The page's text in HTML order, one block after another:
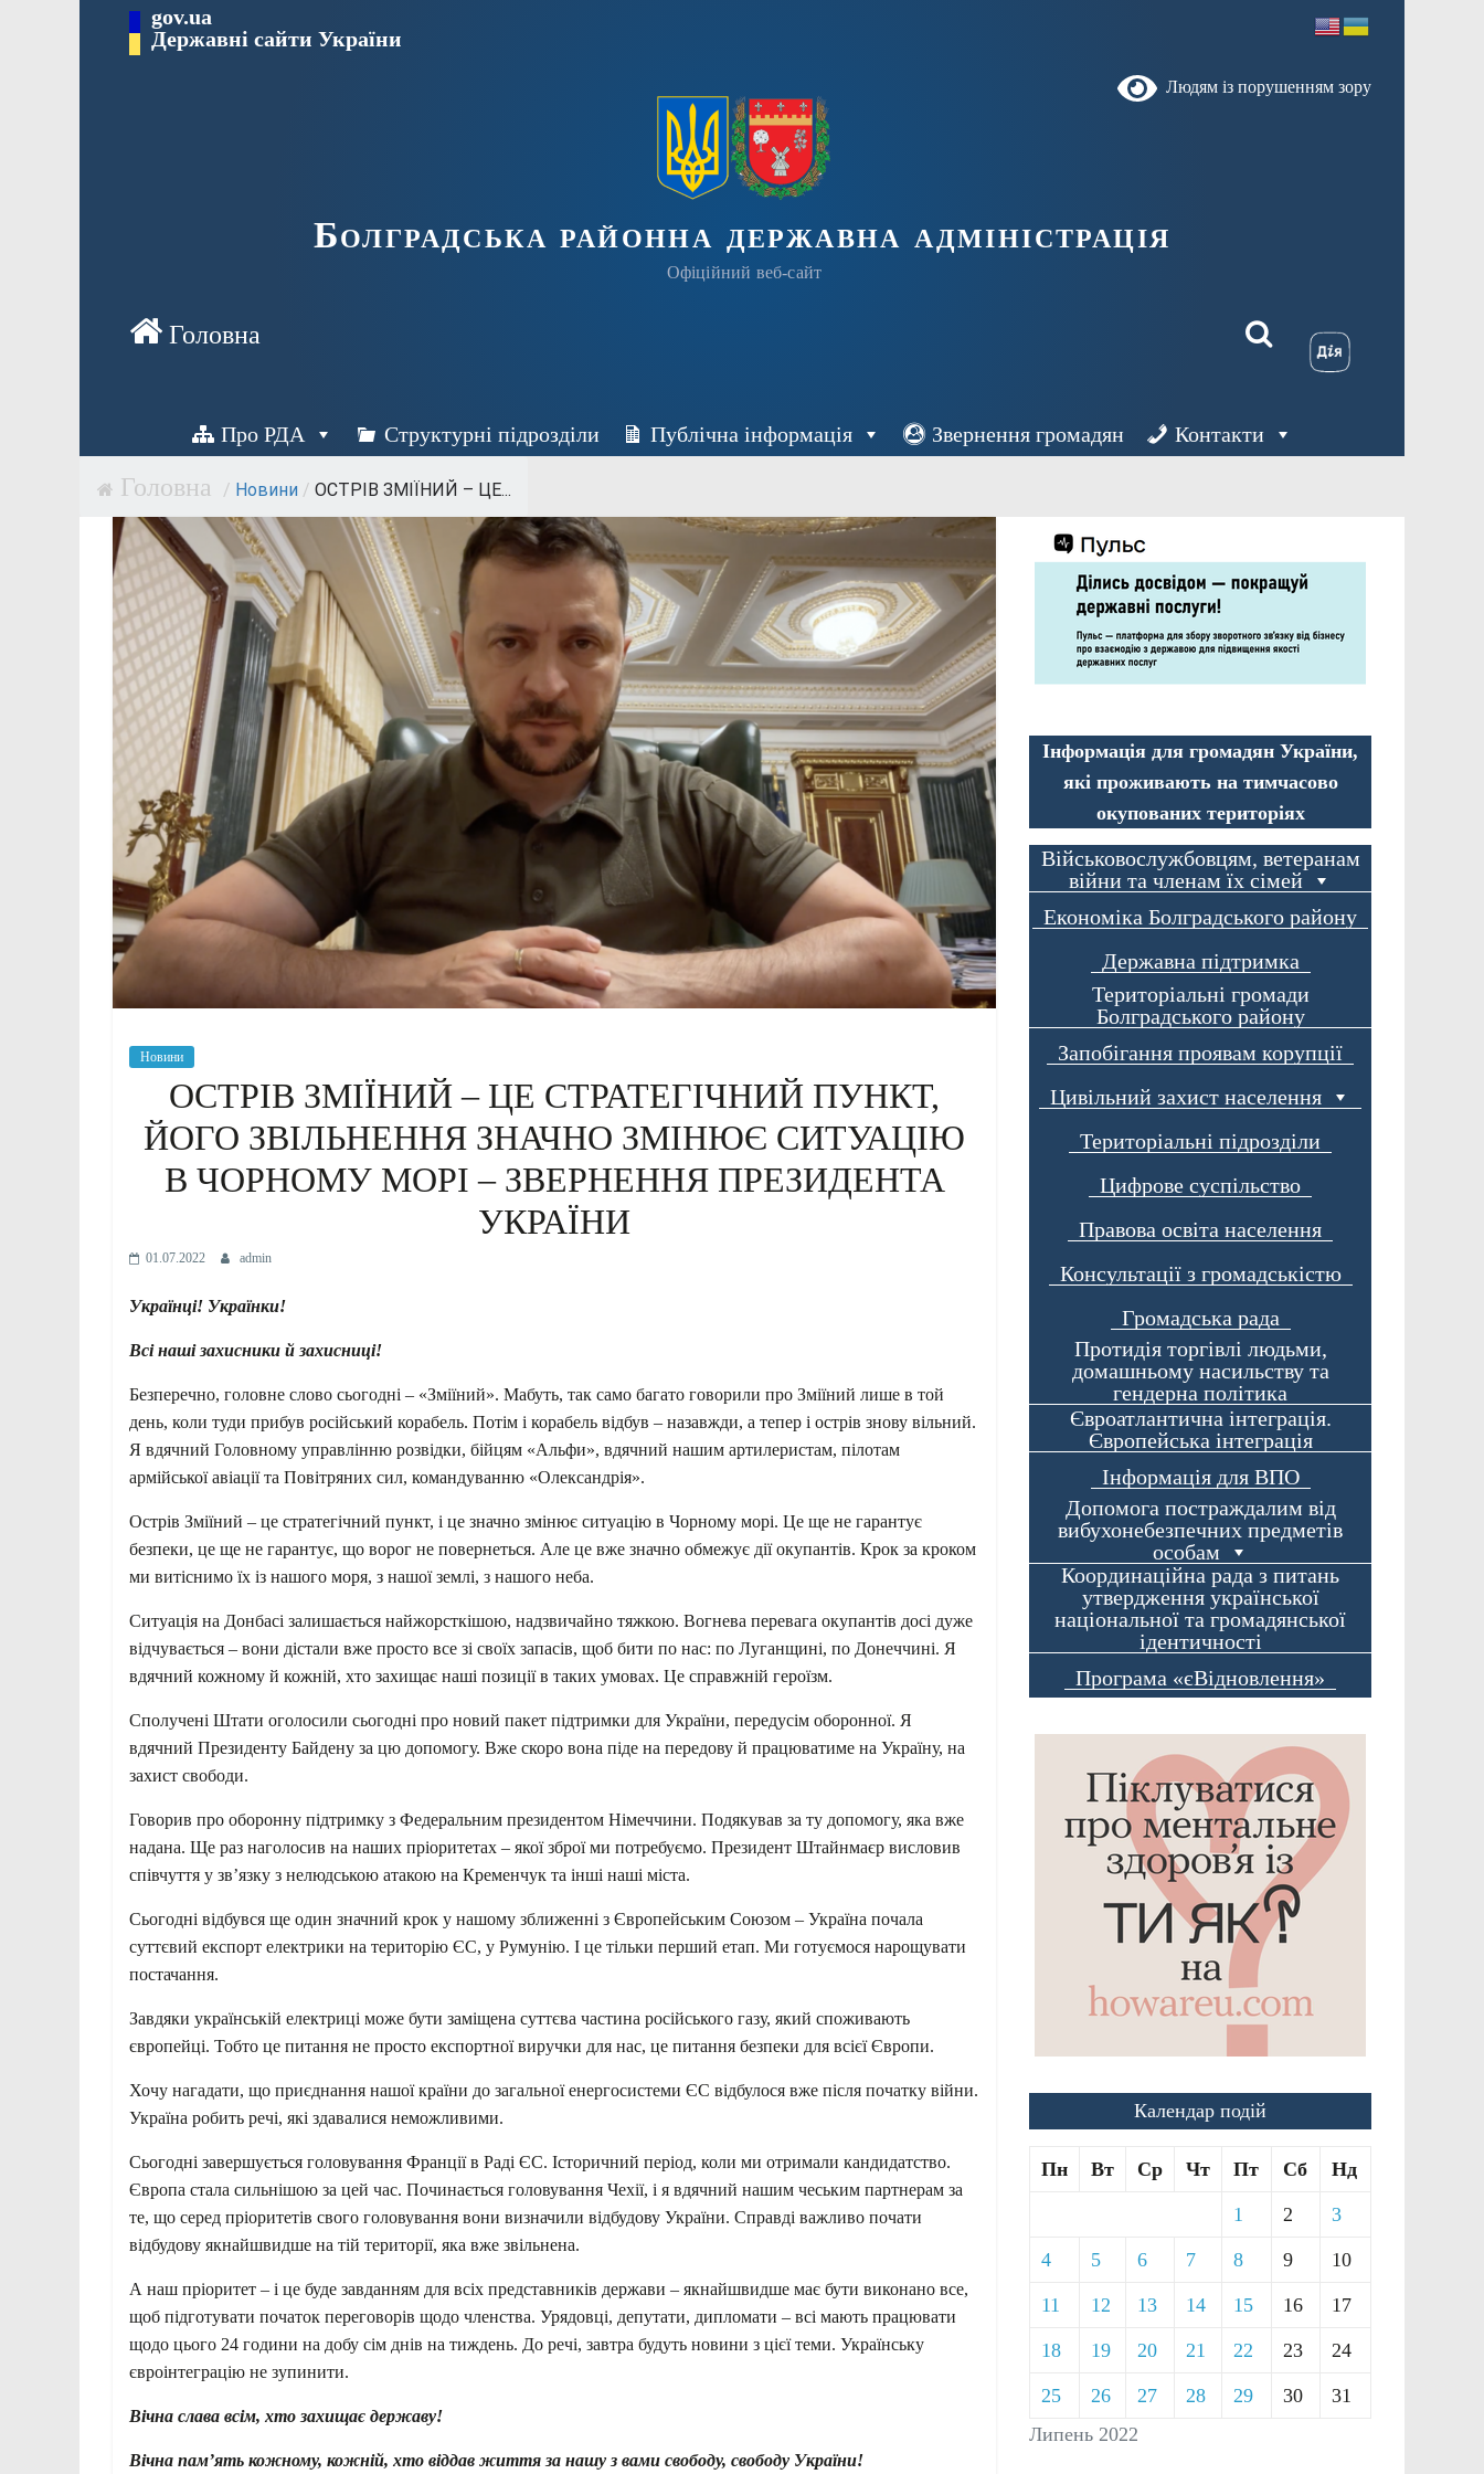
Перейти gov.ua
Державні сайти України
Людям із порушенням зору
Болградська районна державна адміністрація
Офіційний веб-сайт
Про РДА Структурні підрозділи Публічна інформація Звернення громадян Контакти
/ Новини / ОСТРІВ ЗМІЇНИЙ – ЦЕ...
Новини
ОСТРІВ ЗМІЇНИЙ – ЦЕ СТРАТЕГІЧНИЙ ПУНКТ,
ЙОГО ЗВІЛЬНЕННЯ ЗНАЧНО ЗМІНЮЄ СИТУАЦІЮ
В ЧОРНОМУ МОРІ – ЗВЕРНЕННЯ ПРЕЗИДЕНТА
УКРАЇНИ
01.07.2022 admin
Українці! Українки!
Всі наші захисники й захисниці!
Безперечно, головне слово сьогодні – «Зміїний». Мабуть, так само багато говорили про Зміїний лише в той
день, коли туди прибув російський корабель. Потім і корабель відбув – назавжди, а тепер і острів знову вільний.
Я вдячний Головному управлінню розвідки, бійцям «Альфи», вдячний нашим артилеристам, пілотам
армійської авіації та Повітряних сил, командуванню «Олександрія».
Острів Зміїний – це стратегічний пункт, і це значно змінює ситуацію в Чорному морі. Це ще не гарантує
безпеки, це ще не гарантує, що ворог не повернеться. Але це вже значно обмежує дії окупантів. Крок за кроком
ми витіснимо їх із нашого моря, з нашої землі, з нашого неба.
Ситуація на Донбасі залишається найжорсткішою, надзвичайно тяжкою. Вогнева перевага окупантів досі дуже
відчувається – вони дістали вже просто все зі своїх запасів, щоб бити по нас: по Луганщині, по Донеччині. Я
вдячний кожному й кожній, хто захищає наші позиції в таких умовах. Це справжній героїзм.
Сполучені Штати оголосили сьогодні про новий пакет підтримки для України, передусім оборонної. Я
вдячний Президенту Байдену за цю допомогу. Вже скоро вона піде на передову й працюватиме на Україну, на
захист свободи.
Говорив про оборонну підтримку з Федеральним президентом Німеччини. Подякував за ту допомогу, яка вже
надана. Ще раз наголосив на наших пріоритетах – якої зброї ми потребуємо. Президент Штайнмаєр висловив
співчуття у зв’язку з нелюдською атакою на Кременчук та інші наші міста.
Сьогодні відбувся ще один значний крок у нашому зближенні з Європейським Союзом – Україна почала
суттєвий експорт електрики на територію ЄС, у Румунію. І це тільки перший етап. Ми готуємося нарощувати
постачання.
Завдяки українській електриці може бути заміщена суттєва частина російського газу, який споживають
європейці. Тобто це питання не просто експортної виручки для нас, це питання безпеки для всієї Європи.
Хочу нагадати, що приєднання нашої країни до загальної енергосистеми ЄС відбулося вже після початку війни.
Україна робить речі, які здавалися неможливими.
Сьогодні завершується головування Франції в Раді ЄС. Історичний період, коли ми отримали кандидатство.
Європа стала сильнішою за цей час. Починається головування Чехії, і я вдячний нашим чеським партнерам за
те, що серед пріоритетів свого головування вони визначили відбудову України. Справді важливо почати
відбудову якнайшвидше на тій території, яка вже звільнена.
А наш пріоритет – і це буде завданням для всіх представників держави – якнайшвидше має бути виконано все,
щоб підготувати початок переговорів щодо членства. Урядовці, депутати, дипломати – всі мають працювати
щодо цього 24 години на добу сім днів на тиждень. До речі, завтра будуть новини з цієї теми. Українську
євроінтеграцію не зупинити.
Вічна слава всім, хто захищає державу!
Вічна пам’ять кожному, кожній, хто віддав життя за нашу з вами свободу, свободу України!
Інформація для громадян України,
які проживають на тимчасово
окупованих територіях
Військовослужбовцям, ветеранам
війни та членам їх сімей
Економіка Болградського району
Державна підтримка
Територіальні громади
Болградського району
Запобігання проявам корупції
Цивільний захист населення
Територіальні підрозділи
Цифрове суспільство
Правова освіта населення
Консультації з громадськістю
Громадська рада
Протидія торгівлі людьми,
домашньому насильству та
гендерна політика
Євроатлантична інтеграція.
Європейська інтеграція
Інформація для ВПО
Допомога постраждалим від
вибухонебезпечних предметів
особам
Координаційна рада з питань
утвердження української
національної та громадянської
ідентичності
Програма «єВідновлення»
Календар подій
Липень 2022
Пн Вт Ср Чт Пт Сб Нд
1 2 3
4 5 6 7 8 9 10
11 12 13 14 15 16 17
18 19 20 21 22 23 24
25 26 27 28 29 30 31